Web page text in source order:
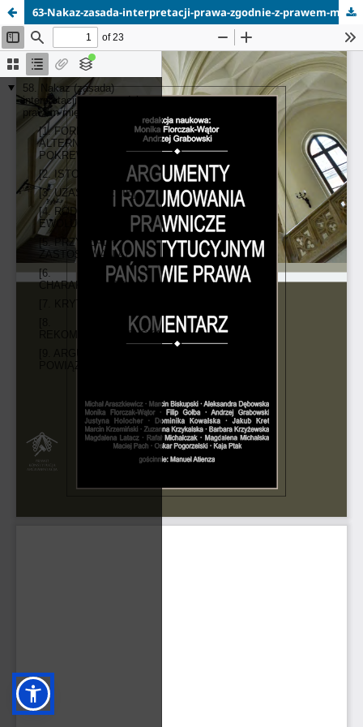
63-Nakaz-zasada-interpretacji-prawa-zgodnie-z-prawem-miedzynarodowym.pdf